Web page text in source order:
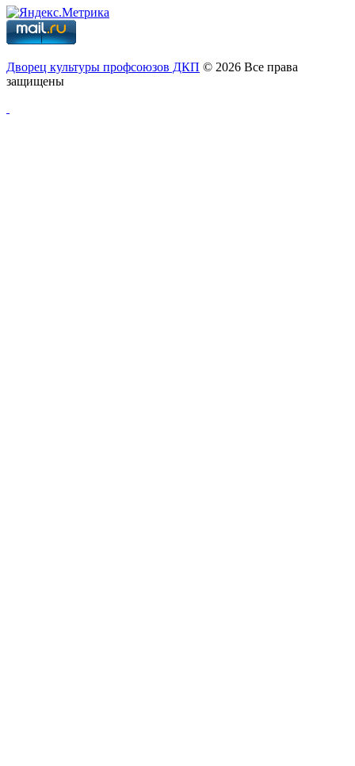
Дворец культуры профсоюзов ДКП © 2026 Все права
защищены